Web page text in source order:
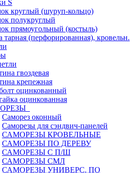
S
круглый (шуруп-кольцо)
полукруглый
прямоугольный (костыль)
тарная (перфорированная), кровельн.
гвоздевая
крепежная
оцинкованный
оцинкованная
Саморез оконный
Саморезы для сэндвич-панелей
САМОРЕЗЫ КРОВЕЛЬНЫЕ
САМОРЕЗЫ ПО ДЕРЕВУ
САМОРЕЗЫ С П/Ш
САМОРЕЗЫ СМЛ
САМОРЕЗЫ УНИВЕРС. ПО